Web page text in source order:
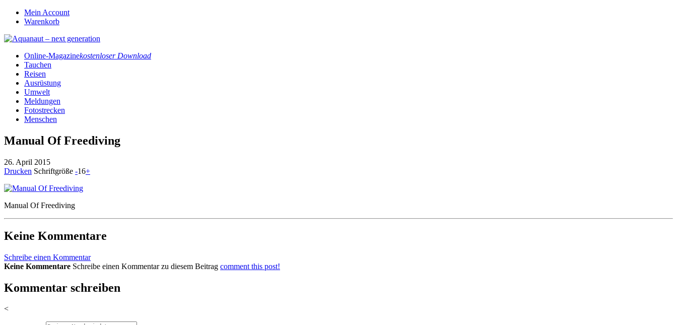
Mein Account
Warenkorb
Online-Magazinekostenloser Download
Tauchen
Reisen
Ausrüstung
Umwelt
Meldungen
Fotostrecken
Menschen
Manual Of Freediving
26. April 2015
Drucken Schriftgröße -16+
Manual Of Freediving
Keine Kommentare
Schreibe einen Kommentar
Keine Kommentare Schreibe einen Kommentar zu diesem Beitrag comment this post!
Kommentar schreiben
<